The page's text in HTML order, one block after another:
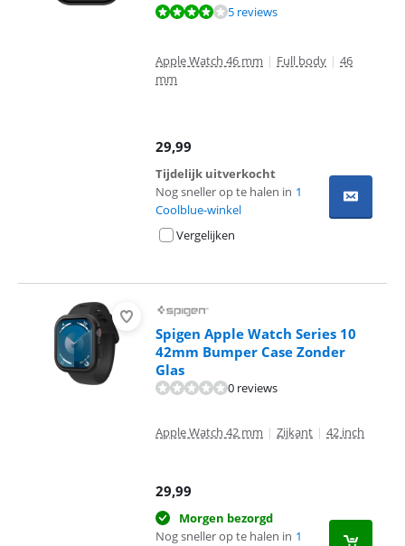
Beoordeling is 8,4 van de 10, gebaseerd op 5 reviews.
5 reviews
Apple Watch 46 mm | Full body | 46
mm
29,99
Tijdelijk uitverkocht
Nog sneller op te halen in 1
Coolblue-winkel
Vergelijken
Spigen Apple Watch Series 10
42mm Bumper Case Zonder
Glas
0 reviews
Apple Watch 42 mm | Zijkant | 42 inch
29,99
Morgen bezorgd
Nog sneller op te halen in 1